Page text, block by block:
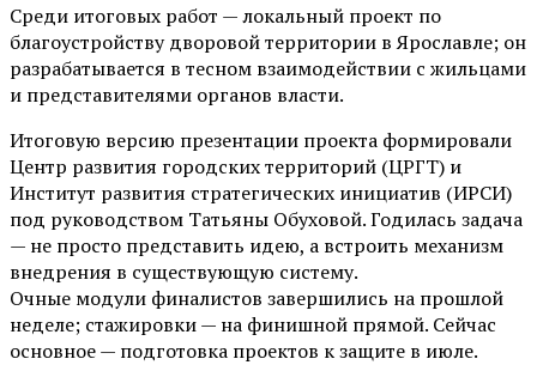
Среди итоговых работ — локальный проект по
благоустройству дворовой территории в Ярославле; он
разрабатывается в тесном взаимодействии с жильцами
и представителями органов власти.
Итоговую версию презентации проекта формировали
Центр развития городских территорий (ЦРГТ) и
Институт развития стратегических инициатив (ИРСИ)
под руководством Татьяны Обуховой. Годилась задача
— не просто представить идею, а встроить механизм
внедрения в существующую систему.
Очные модули финалистов завершились на прошлой
неделе; стажировки — на финишной прямой. Сейчас
основное — подготовка проектов к защите в июле.